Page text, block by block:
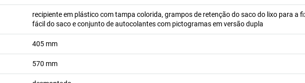
recipiente em plástico com tampa colorida, grampos de retenção do saco do lixo para a
fácil do saco e conjunto de autocolantes com pictogramas em versão dupla
405 mm
570 mm